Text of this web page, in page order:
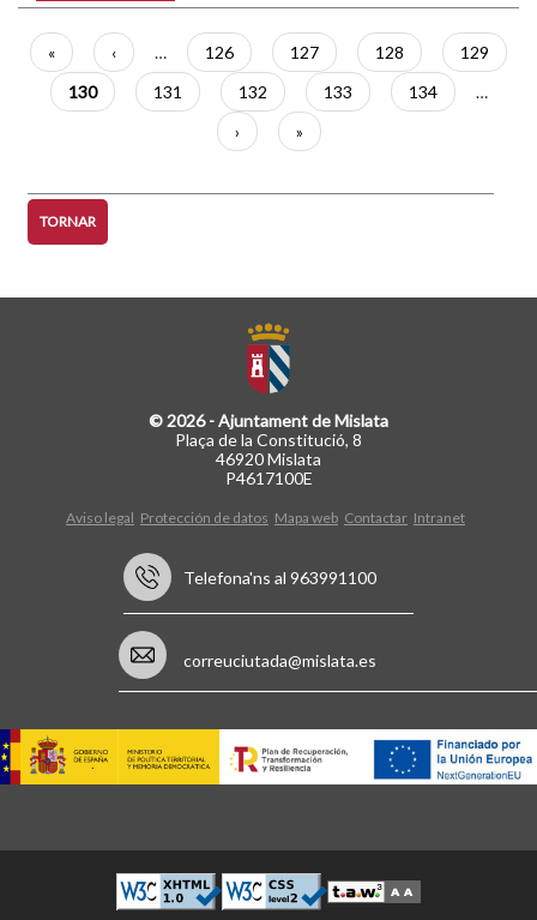
Paginació
Primera
pàgina
«
Pàgina
anterior
‹ … Pàgina
126 Pàgina
127 Pàgina
128 Pàgina
129
Pàgina
actual
130 Pàgina
131 Pàgina
132 Pàgina
133 Pàgina
134
…
Pàgina
següent
›
Última
pàgina
»
TORNAR
© 2026 - Ajuntament de Mislata
Plaça de la Constitució, 8
46920 Mislata
P4617100E
Aviso legal Protección de datos Mapa web Contactar Intranet
Telefona'ns al 963991100
correuciutada@mislata.es